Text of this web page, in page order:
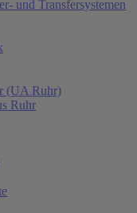
und Transfersystemen
(UA Ruhr)
Ruhr